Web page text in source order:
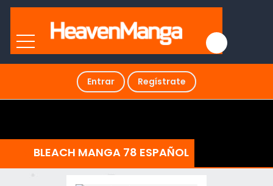
Entrar Regístrate
BLEACH MANGA 78 ESPAÑOL